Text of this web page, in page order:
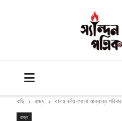
বাড়ি রাজ্য থানায় ধর্নায় বসলো আক্রান্ত পরিবার
রাজ্য